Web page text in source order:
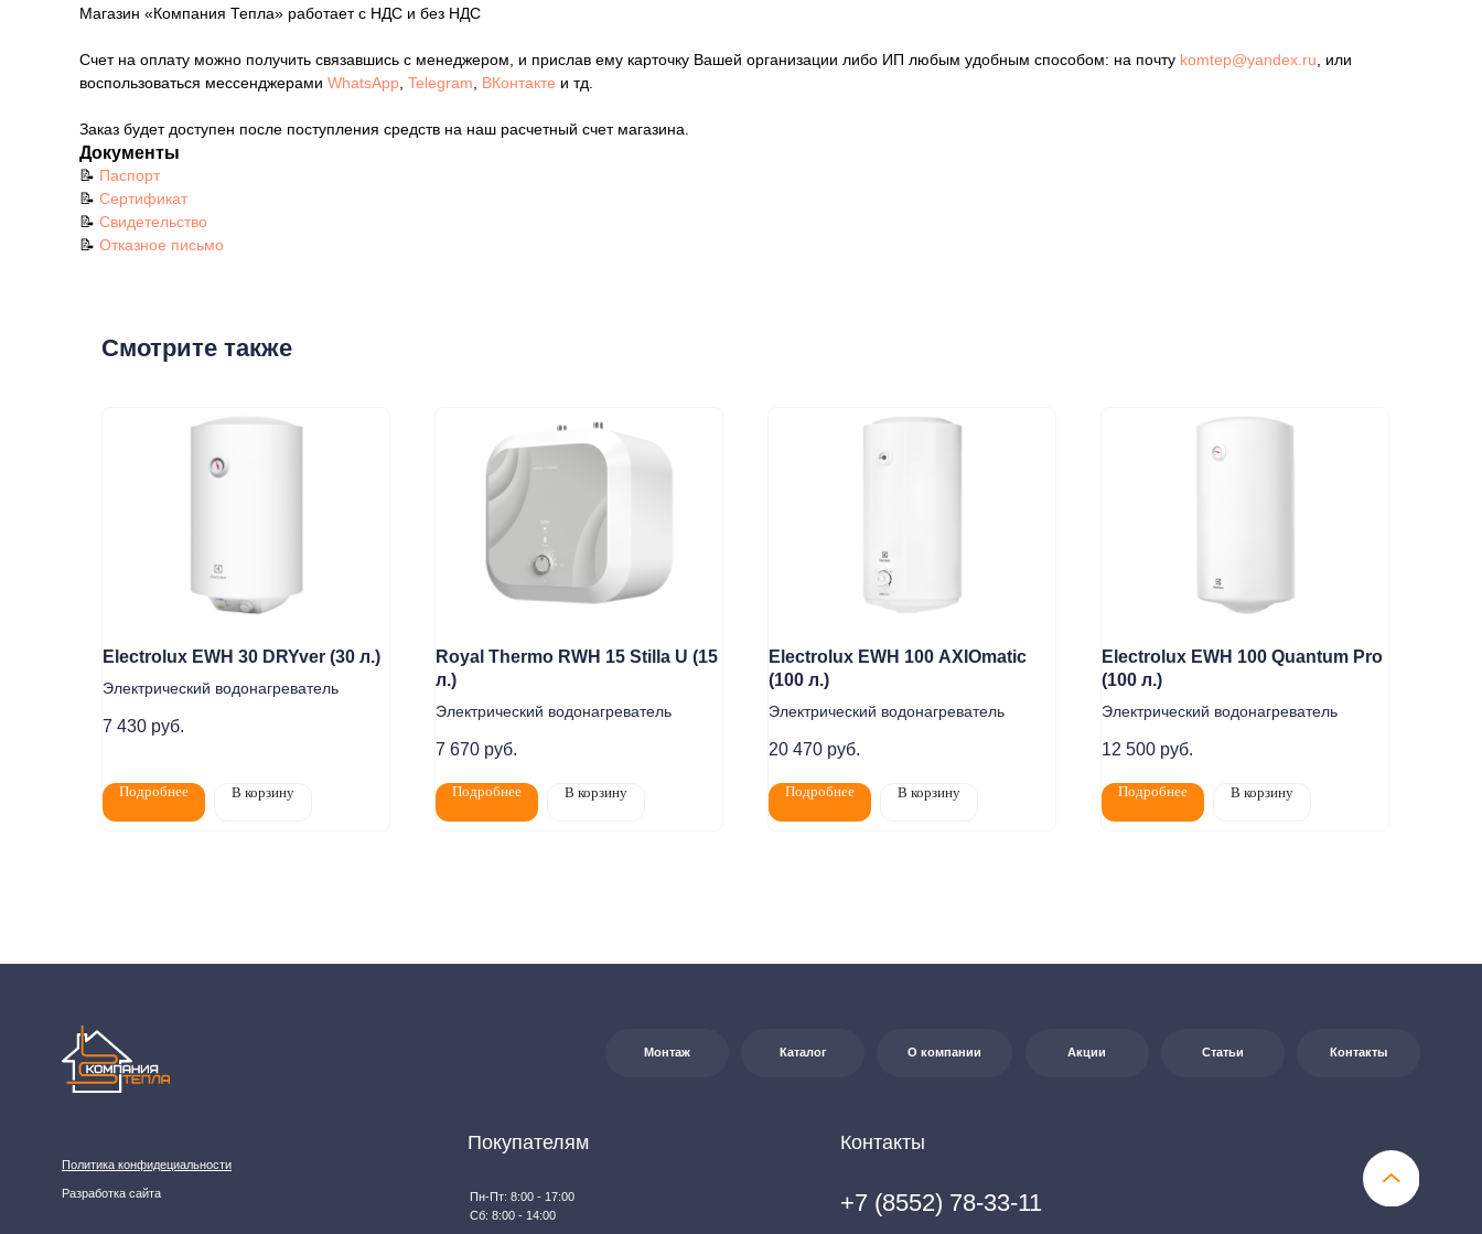
Магазин «Компания Тепла» работает с НДС и без НДС
Счет на оплату можно получить связавшись с менеджером, и прислав ему карточку Вашей организации либо ИП любым удобным способом: на почту komtep@yandex.ru , или
воспользоваться мессенджерами WhatsApp Telegram ВКонтакте и тд.
Заказ будет доступен после поступления средств на наш расчетный счет магазина.
Документы
📝 Паспорт
📝 Сертификат
📝 Свидетельство
📝 Отказное письмо
Смотрите также
Electrolux EWH 30 DRYver (30 л.)
Электрический водонагреватель
7 430 руб.
Подробнее В корзину
Royal Thermo RWH 15 Stilla U (15
л.)
Электрический водонагреватель
7 670 руб.
Подробнее В корзину
Electrolux EWH 100 AXIOmatic
(100 л.)
Электрический водонагреватель
20 470 руб.
Подробнее В корзину
Electrolux EWH 100 Quantum Pro
(100 л.)
Электрический водонагреватель
12 500 руб.
Подробнее В корзину
Политика конфидециальности
11, email: komtep@yandex.ru)
Покупателям Контакты